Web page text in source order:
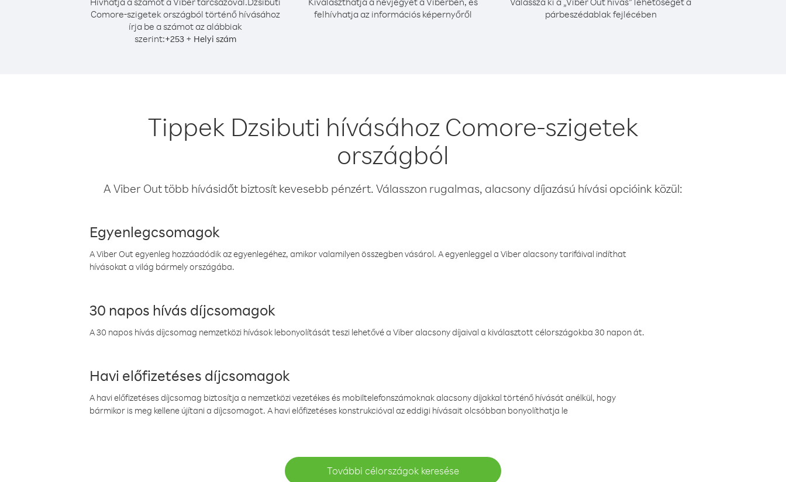
Comore-szigetek országból történő hívásához
írja be a számot az alábbiak
szerint:+253 + Helyi szám
felhívhatja az információs képernyőről
párbeszédablak fejlécében
Tippek Dzsibuti hívásához Comore-szigetek
országból
A Viber Out több hívásidőt biztosít kevesebb pénzért. Válasszon rugalmas, alacsony díjazású hívási opcióink közül:
Egyenlegcsomagok
A Viber Out egyenleg hozzáadódik az egyenlegéhez, amikor valamilyen összegben vásárol. A egyenleggel a Viber alacsony tarifáival indíthat
hívásokat a világ bármely országába.
30 napos hívás díjcsomagok
A 30 napos hívás díjcsomag nemzetközi hívások lebonyolítását teszi lehetővé a Viber alacsony díjaival a kiválasztott célországokba 30 napon át.
Havi előfizetéses díjcsomagok
A havi előfizetéses díjcsomag biztosítja a nemzetközi vezetékes és mobiltelefonszámoknak alacsony díjakkal történő hívását anélkül, hogy
bármikor is meg kellene újítani a díjcsomagot. A havi előfizetéses konstrukcióval az eddigi hívásait olcsóbban bonyolíthatja le
További célországok keresése